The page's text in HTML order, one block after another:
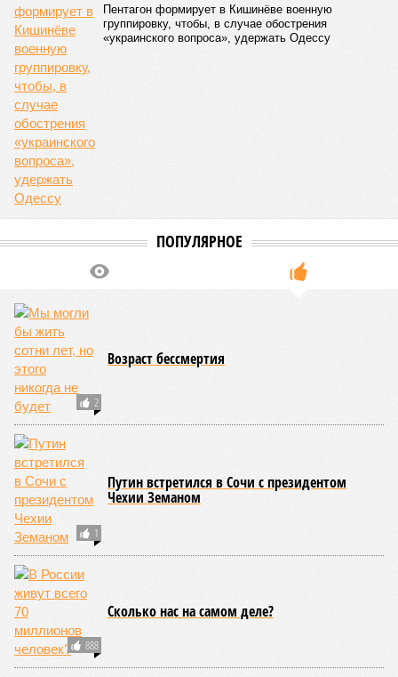
Пентагон формирует в Кишинёве военную
группировку, чтобы, в случае обострения
«украинского вопроса», удержать Одессу
ПОПУЛЯРНОЕ
2
Возраст бессмертия
1
Путин встретился в Сочи с президентом
Чехии Земаном
888
Сколько нас на самом деле?